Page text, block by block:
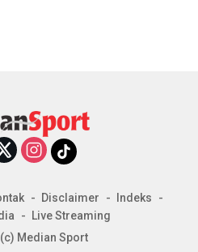
Disclaimer
Indeks
Live Streaming
Median Sport